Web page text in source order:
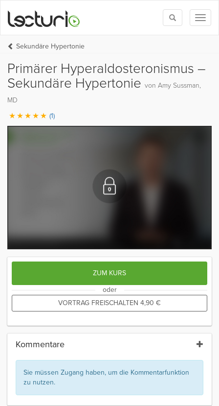
Toggle
search
Sekundäre Hypertonie
Primärer Hyperaldosteronismus –
Sekundäre Hypertonie von Amy Sussman,
MD
(1)
ZUM KURS
oder
VORTRAG FREISCHALTEN 4,90 €
Kommentare
Sie müssen Zugang haben, um die Kommentarfunktion
zu nutzen.